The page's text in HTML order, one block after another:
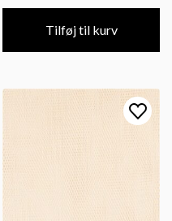
Tilføj til kurv